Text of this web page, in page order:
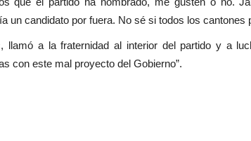
un candidato por fuera. No sé si todos los cantones
llamó a la fraternidad al interior del partido y a
con este mal proyecto del Gobierno”.